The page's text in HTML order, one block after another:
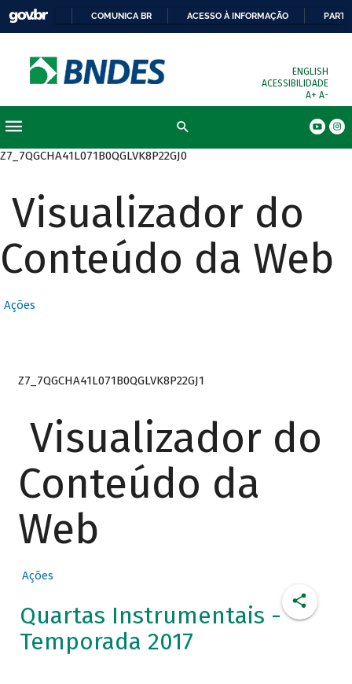
COMUNICA BR ACESSO À INFORMAÇÃO
ENGLISH
ACESSIBILIDADE
A+ A-
Z7_7QGCHA41L071B0QGLVK8P22GJ0
Visualizador do
Conteúdo da Web
Ações
Z7_7QGCHA41L071B0QGLVK8P22GJ1
Visualizador do
Conteúdo da
Web
Ações
Quartas Instrumentais -
Temporada 2017